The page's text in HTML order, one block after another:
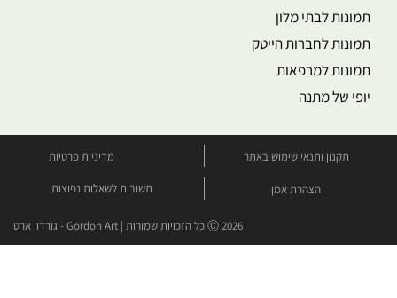
תמונות לבתי מלון
תמונות לחברות הייטק
תמונות למרפאות
יופי של מתנה
תקנון ותנאי שימוש באתר מדיניות פרטיות
הצהרת אמן תשובות לשאלות נפוצות
Ⓒ 2026 כל הזכויות שמורות | Gordon Art - גורדון ארט